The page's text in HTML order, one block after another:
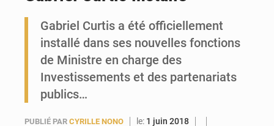
Forces Vives en Guinée : la coalition critique la gestion de Mamadi Doumbouya
Gabriel Curtis a été officiellement
installé dans ses nouvelles fonctions
de Ministre en charge des
Investissements et des partenariats
publics…
PUBLIÉ PAR CYRILLE NONO le: 1 juin 2018